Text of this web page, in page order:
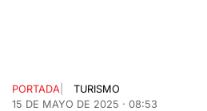
PORTADA
TURISMO
15 DE MAYO DE 2025 · 08:53